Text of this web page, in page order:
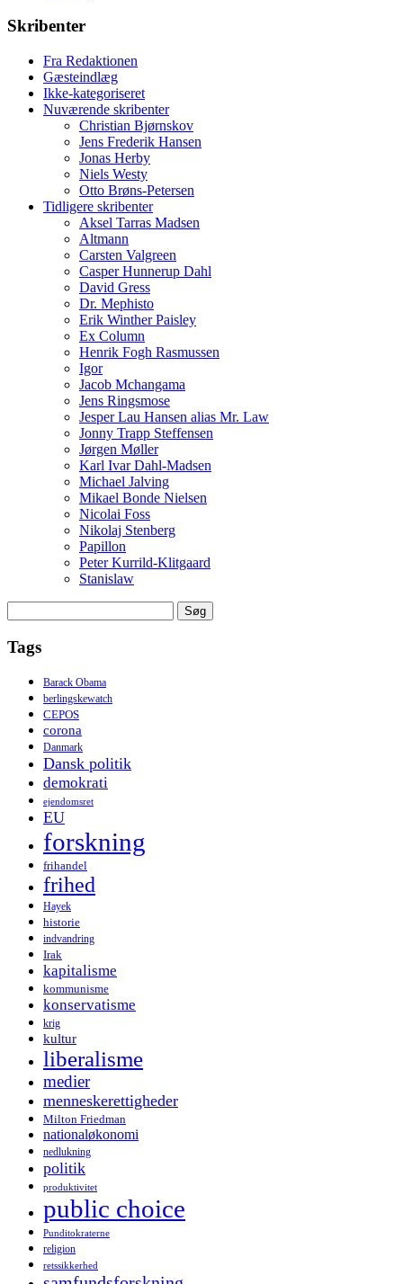
Skribenter
Fra Redaktionen
Gæsteindlæg
Ikke-kategoriseret
Nuværende skribenter
Christian Bjørnskov
Jens Frederik Hansen
Jonas Herby
Niels Westy
Otto Brøns-Petersen
Tidligere skribenter
Aksel Tarras Madsen
Altmann
Carsten Valgreen
Casper Hunnerup Dahl
David Gress
Dr. Mephisto
Erik Winther Paisley
Ex Column
Henrik Fogh Rasmussen
Igor
Jacob Mchangama
Jens Ringsmose
Jesper Lau Hansen alias Mr. Law
Jonny Trapp Steffensen
Jørgen Møller
Karl Ivar Dahl-Madsen
Michael Jalving
Mikael Bonde Nielsen
Nicolai Foss
Nikolaj Stenberg
Papillon
Peter Kurrild-Klitgaard
Stanislaw
efter:
Tags
Barack Obama
berlingskewatch
CEPOS
corona
Danmark
Dansk politik
demokrati
ejendomsret
EU
forskning
frihandel
frihed
Hayek
historie
indvandring
Irak
kapitalisme
kommunisme
konservatisme
krig
kultur
liberalisme
medier
menneskerettigheder
Milton Friedman
nationaløkonomi
nedlukning
politik
produktivitet
public choice
Punditokraterne
religion
retssikkerhed